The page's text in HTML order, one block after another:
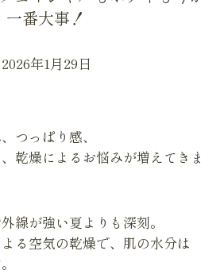
一番大事！
2026年1月29日
つっぱり感、
乾燥によるお悩みが増えてきま
線が強い夏よりも深刻。
る空気の乾燥で、肌の水分は